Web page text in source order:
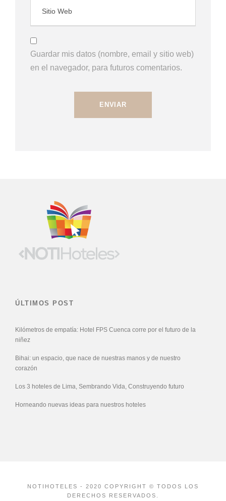
Guardar mis datos (nombre, email y sitio web)
en el navegador, para futuros comentarios.
ÚLTIMOS POST
Kilómetros de empatía: Hotel FPS Cuenca corre por el futuro de la
niñez
Bihai: un espacio, que nace de nuestras manos y de nuestro
corazón
Los 3 hoteles de Lima, Sembrando Vida, Construyendo futuro
Horneando nuevas ideas para nuestros hoteles
NOTIHOTELES - 2020 COPYRIGHT © TODOS LOS
DERECHOS RESERVADOS.